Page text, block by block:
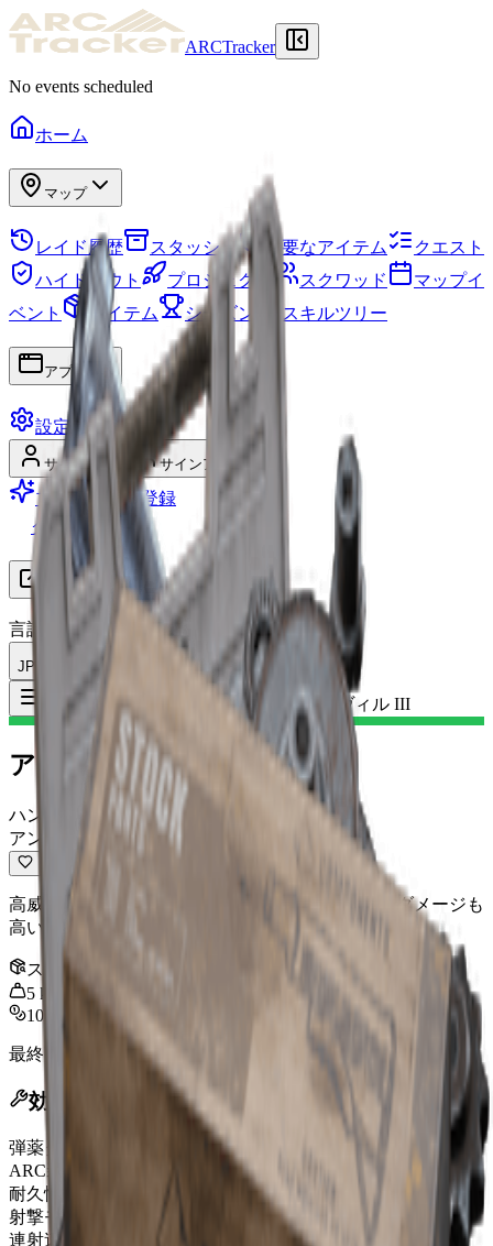
ARCTracker
No events scheduled
ホーム
マップ
レイド履歴 スタッシュ 必要なアイテム
クエスト
ハイドアウト
プロジェクト スクワッド
マップイ
ベント
アイテム シーズン スキルツリー
アプリ
設定
サインイン サインアップ
プレミアムに登録
グループを探す
リソース
言語
JP 日本語
Toggle Menu アイテム :アンヴィル III
アンヴィル III
ハンドキャノン
アンコモン
高威力の単発式ハンドキャノン。ヘッドショットダメージも
高いが、取り回しは遅い。
スタック
5 kg
10,000
最終更新 Feb 24, 2026
効果
弾薬タイプ
ARC装甲貫通
耐久性
射撃モード
連射速度上昇